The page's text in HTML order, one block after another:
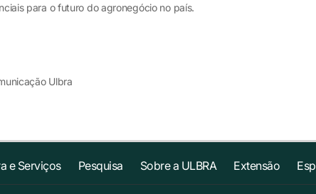
para o futuro do agronegócio no país.
Ulbra
e Serviços Pesquisa Sobre a ULBRA Extensão